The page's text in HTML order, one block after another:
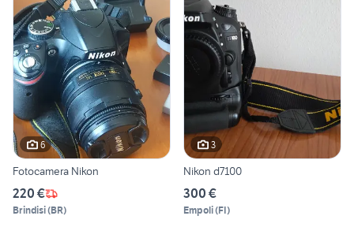
6
Fotocamera Nikon
220 €
Brindisi(BR)
3
Nikon d7100
300 €
Empoli(FI)